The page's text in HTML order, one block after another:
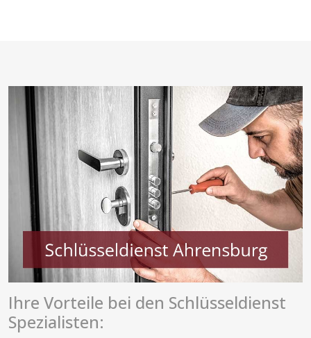
Ihre Vorteile bei den Schlüsseldienst
Spezialisten: